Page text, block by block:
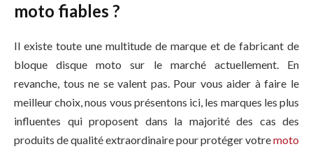
moto fiables ?
Il existe toute une multitude de marque et de fabricant de
bloque disque moto sur le marché actuellement. En
revanche, tous ne se valent pas. Pour vous aider à faire le
meilleur choix, nous vous présentons ici, les marques les plus
influentes qui proposent dans la majorité des cas des
produits de qualité extraordinaire pour protéger votremoto